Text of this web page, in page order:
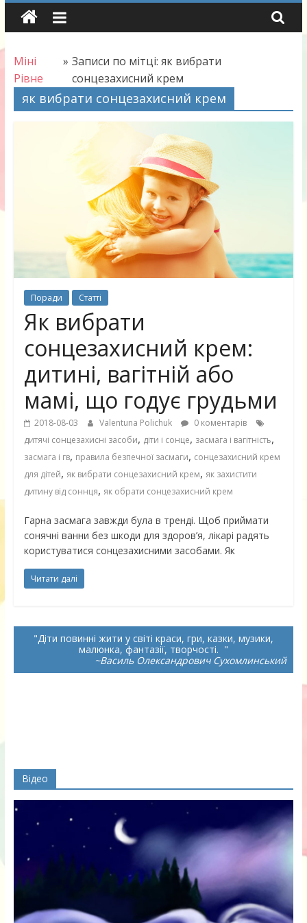
Skip
Міні
Рівне
» Записи по мітці: як вибрати
сонцезахисний крем
як вибрати сонцезахисний крем
Поради Статті
Як вибрати
сонцезахисний крем:
дитині, вагітній або
мамі, що годує грудьми
2018-08-03 Valentuna Polichuk
0 коментарів
дитячі сонцезахисні засоби, діти і сонце, засмага і вагітність,
засмага і гв, правила безпечної засмаги, сонцезахисний крем
для дітей, як вибрати сонцезахисний крем, як захистити
дитину від соннця, як обрати сонцезахисний крем
Гарна засмага завжди була в тренді. Щоб приймати
сонячні ванни без шкоди для здоров’я, лікарі радять
користуватися сонцезахисними засобами. Як
Читати далі
Діти повинні жити у світі краси, гри, казки, музики,
малюнка, фантазії, творчості.
~Василь Олександрович Сухомлинський
Відео